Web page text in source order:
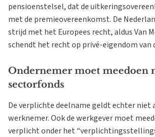
pensioenstelsel, dat de
met de premieovereenkomst. De
strijd met het Europees recht, aldus Van
schendt het recht op privé-eigendom van
Ondernemer moet meedoen
sectorfonds
De verplichte deelname geldt echter niet
werknemer. Ook de werkgever moet
verplicht onder het